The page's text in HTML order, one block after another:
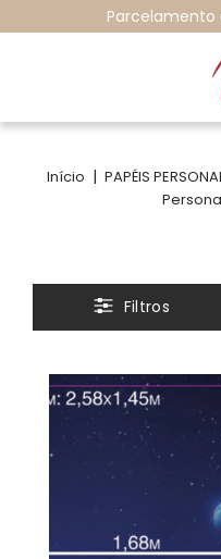
SALE COM
Início | PAPÉIS
Filtros